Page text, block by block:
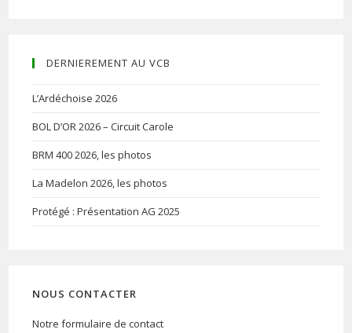
DERNIEREMENT AU VCB
L’Ardéchoise 2026
BOL D’OR 2026 – Circuit Carole
BRM 400 2026, les photos
La Madelon 2026, les photos
Protégé : Présentation AG 2025
NOUS CONTACTER
Notre formulaire de contact